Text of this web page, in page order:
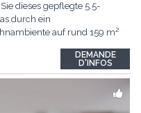
dieses gepflegte 5.5-
durch ein
auf rund 159 m²
Zustand und vereint
mit nachhaltiger
DEMANDE
D'INFOS